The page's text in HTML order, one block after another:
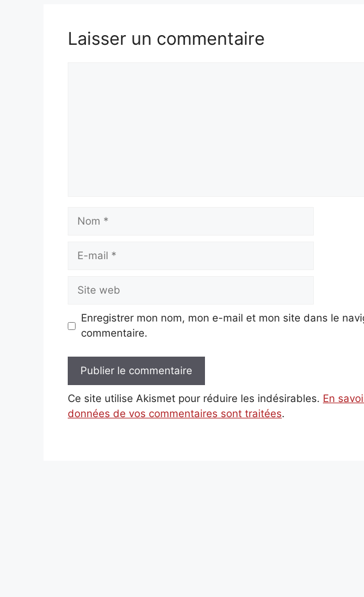
Laisser un commentaire
Nom
Site
web
Enregistrer mon nom, mon e-mail et mon site dans le
commentaire.
Ce site utilise Akismet pour réduire les indésirables. En
données de vos commentaires sont traitées.